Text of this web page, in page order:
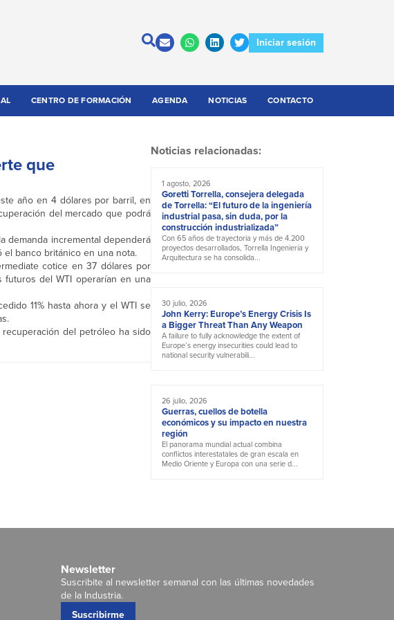
Iniciar sesión
CENTRO DE FORMACIÓN AGENDA NOTICIAS CONTACTO
que
año en 4 dólares por barril, en
del mercado que podrá
demanda incremental dependerá
banco británico en una nota.
cotice en 37 dólares por
del WTI operarían en una
11% hasta ahora y el WTI se
del petróleo ha sido
Noticias relacionadas:
1 agosto, 2026
Goretti Torrella, consejera delegada
de Torrella: “El futuro de la ingeniería
industrial pasa, sin duda, por la
construcción industrializada”
Con 65 años de trayectoria y más de 4.200
proyectos desarrollados, Torrella Ingeniería y
Arquitectura se ha consolida...
30 julio, 2026
John Kerry: Europe’s Energy Crisis Is
a Bigger Threat Than Any Weapon
A failure to fully acknowledge the extent of
Europe’s energy insecurities could lead to
national security vulnerabili...
26 julio, 2026
Guerras, cuellos de botella
económicos y su impacto en nuestra
región
El panorama mundial actual combina
conflictos interestatales de gran escala en
Medio Oriente y Europa con una serie d...
Newsletter
Suscribite al newsletter semanal con las últimas novedades
de la Industria.
Suscribirme